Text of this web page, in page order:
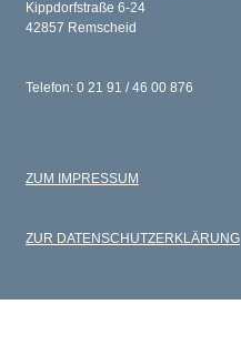
Kippdorfstraße 6-24
42857 Remscheid
Telefon: 0 21 91 / 46 00 876
ZUM IMPRESSUM
ZUR DATENSCHUTZERKLÄRUNG